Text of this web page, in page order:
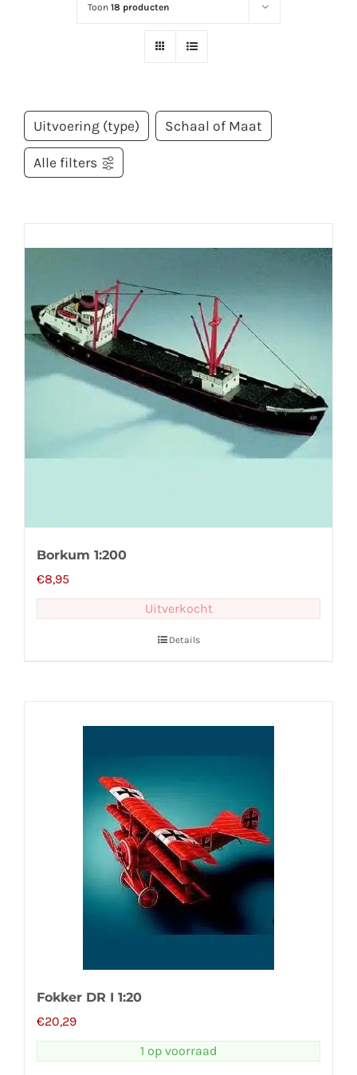
Toon18 producten
Uitvoering (type) Schaal of Maat
Alle filters
Borkum 1:200
€8,95
Uitverkocht
Details
Fokker DR I 1:20
€20,29
1 op voorraad